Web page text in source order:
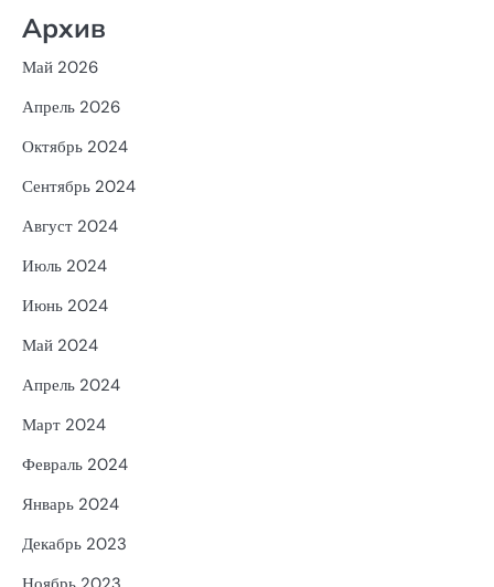
Архив
Май 2026
Апрель 2026
Октябрь 2024
Сентябрь 2024
Август 2024
Июль 2024
Июнь 2024
Май 2024
Апрель 2024
Март 2024
Февраль 2024
Январь 2024
Декабрь 2023